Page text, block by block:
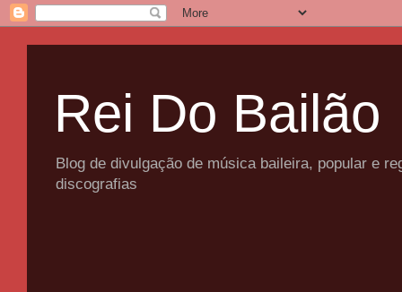
Rei Do Bailão
Blog de divulgação de música baileira, popular e
discografias